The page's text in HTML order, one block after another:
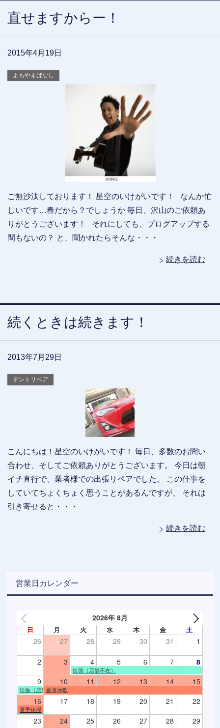
直せますからー！
2015年4月19日
よもやまばなし
ご無沙汰しております！ 星空のいけがいです！ なんか忙
しいです…春だから？でしょうか 毎日、沢山のご依頼あ
りがとうございます！ それにしても、ブログアップする
間もないの？ と、聞かれたらそんな・・・
続きを読む
続くときは続きます！
2013年7月29日
デントリペア
こんにちは！星空のいけがいです！ 毎日、多数のお問い
合わせ、そしてご依頼ありがとうございます。 今日は朝
イチ直行で、業者様での出張リペアでした。 この仕事を
していてちょくちょく思うことがあるんですが、 それは
引き寄せると・・・
続きを読む
営業日カレンダー
2026年 8月
日 月 火 水 木 金 土
26 27 28 29 30 31 1
2 3 4 5 6 7 8
出張（店舗不在）
9 10 11 12 13 14 15
出張（店舗不在）
夏季休暇
16 17 18 19 20 21 22
夏季休暇
23 24 25 26 27 28 29